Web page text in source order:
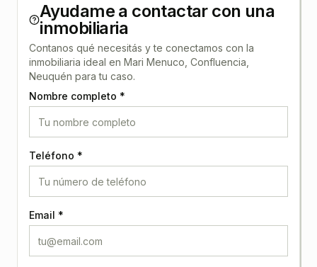
Ayudame a contactar con una
inmobiliaria
Contanos qué necesitás y te conectamos con la
inmobiliaria ideal en Mari Menuco, Confluencia,
Neuquén para tu caso.
Nombre completo *
Teléfono *
Email *